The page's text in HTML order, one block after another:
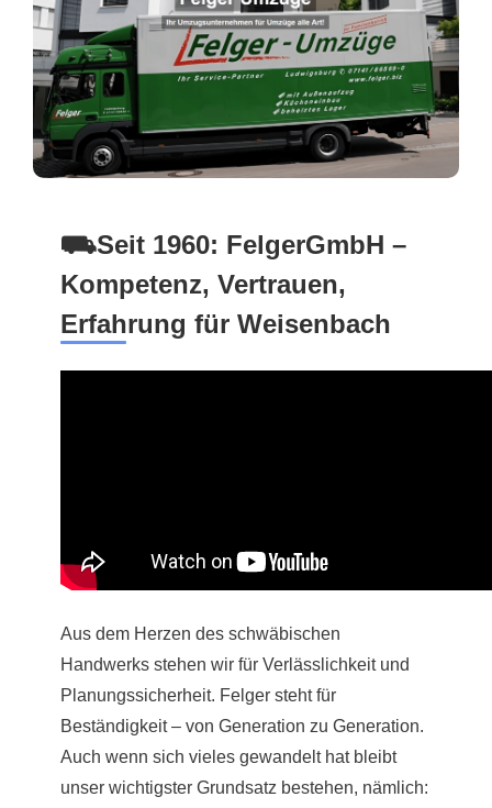
⛟Seit 1960: FelgerGmbH –
Kompetenz, Vertrauen,
Erfahrung für Weisenbach
Aus dem Herzen des schwäbischen
Handwerks stehen wir für Verlässlichkeit und
Planungssicherheit. Felger steht für
Beständigkeit – von Generation zu Generation.
Auch wenn sich vieles gewandelt hat bleibt
unser wichtigster Grundsatz bestehen, nämlich: